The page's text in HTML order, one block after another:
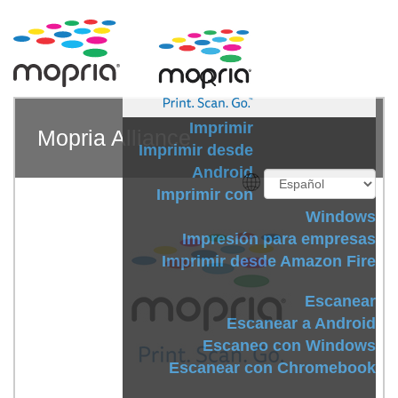
Imprimir
Imprimir desde
Android
Imprimir con
Windows
Impresión para empresas
Imprimir desde Amazon Fire
Escanear
Escanear a Android
Escaneo con Windows
Escanear con Chromebook
Mopria Alliance